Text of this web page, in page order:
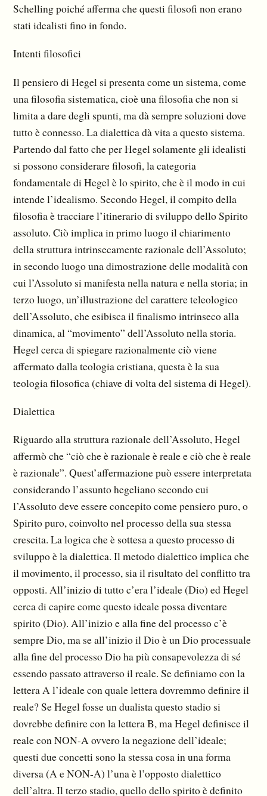
Schelling poiché afferma che questi filosofi non erano
stati idealisti fino in fondo.
Intenti filosofici
Il pensiero di Hegel si presenta come un sistema, come
una filosofia sistematica, cioè una filosofia che non si
limita a dare degli spunti, ma dà sempre soluzioni dove
tutto è connesso. La dialettica dà vita a questo sistema.
Partendo dal fatto che per Hegel solamente gli idealisti
si possono considerare filosofi, la categoria
fondamentale di Hegel è lo spirito, che è il modo in cui
intende l’idealismo. Secondo Hegel, il compito della
filosofia è tracciare l’itinerario di sviluppo dello Spirito
assoluto. Ciò implica in primo luogo il chiarimento
della struttura intrinsecamente razionale dell’Assoluto;
in secondo luogo una dimostrazione delle modalità con
cui l’Assoluto si manifesta nella natura e nella storia; in
terzo luogo, un’illustrazione del carattere teleologico
dell’Assoluto, che esibisca il finalismo intrinseco alla
dinamica, al “movimento” dell’Assoluto nella storia.
Hegel cerca di spiegare razionalmente ciò viene
affermato dalla teologia cristiana, questa è la sua
teologia filosofica (chiave di volta del sistema di Hegel).
Dialettica
Riguardo alla struttura razionale dell’Assoluto, Hegel
affermò che “ciò che è razionale è reale e ciò che è reale
è razionale”. Quest’affermazione può essere interpretata
considerando l’assunto hegeliano secondo cui
l’Assoluto deve essere concepito come pensiero puro, o
Spirito puro, coinvolto nel processo della sua stessa
crescita. La logica che è sottesa a questo processo di
sviluppo è la dialettica. Il metodo dialettico implica che
il movimento, il processo, sia il risultato del conflitto tra
opposti. All’inizio di tutto c’era l’ideale (Dio) ed Hegel
cerca di capire come questo ideale possa diventare
spirito (Dio). All’inizio e alla fine del processo c’è
sempre Dio, ma se all’inizio il Dio è un Dio processuale
alla fine del processo Dio ha più consapevolezza di sé
essendo passato attraverso il reale. Se definiamo con la
lettera A l’ideale con quale lettera dovremmo definire il
reale? Se Hegel fosse un dualista questo stadio si
dovrebbe definire con la lettera B, ma Hegel definisce il
reale con NON-A ovvero la negazione dell’ideale;
questi due concetti sono la stessa cosa in una forma
diversa (A e NON-A) l’una è l’opposto dialettico
dell’altra. Il terzo stadio, quello dello spirito è definito